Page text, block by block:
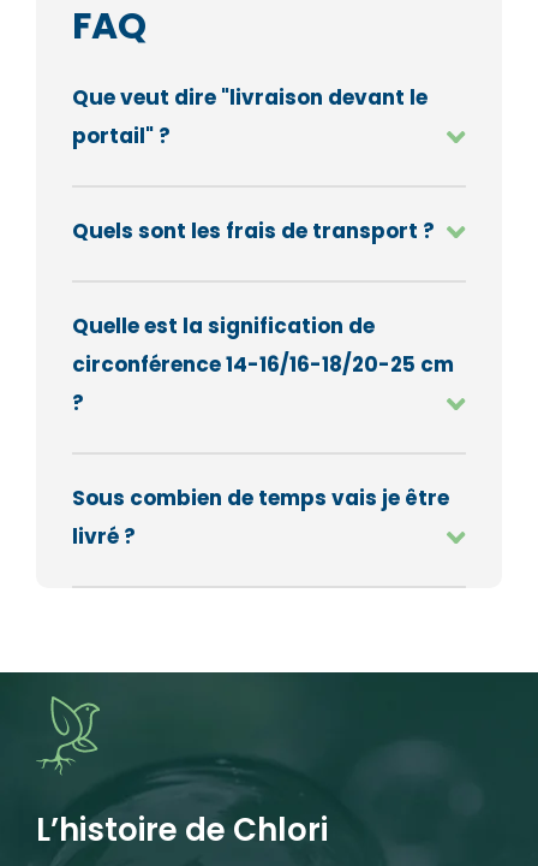
FAQ
Que veut dire "livraison devant le
portail" ?
Quels sont les frais de transport ?
Quelle est la signification de
circonférence 14-16/16-18/20-25 cm
?
Sous combien de temps vais je être
livré ?
L’histoire de Chlori